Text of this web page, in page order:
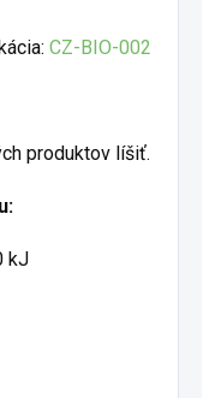
CZ-BIO-002
produktov líšiť.
kJ